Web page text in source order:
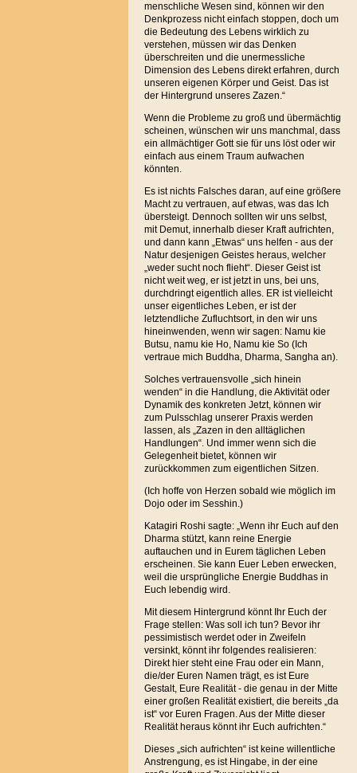
menschliche Wesen sind, können wir den
Denkprozess nicht einfach stoppen, doch um
die Bedeutung des Lebens wirklich zu
verstehen, müssen wir das Denken
überschreiten und die unermessliche
Dimension des Lebens direkt erfahren, durch
unseren eigenen Körper und Geist. Das ist
der Hintergrund unseres Zazen.“
Wenn die Probleme zu groß und übermächtig
scheinen, wünschen wir uns manchmal, dass
ein allmächtiger Gott sie für uns löst oder wir
einfach aus einem Traum aufwachen
könnten.
Es ist nichts Falsches daran, auf eine größere
Macht zu vertrauen, auf etwas, was das Ich
übersteigt. Dennoch sollten wir uns selbst,
mit Demut, innerhalb dieser Kraft aufrichten,
und dann kann „Etwas“ uns helfen - aus der
Natur desjenigen Geistes heraus, welcher
„weder sucht noch flieht“. Dieser Geist ist
nicht weit weg, er ist jetzt in uns, bei uns,
durchdringt eigentlich alles. ER ist vielleicht
unser eigentliches Leben, er ist der
letztendliche Zufluchtsort, in den wir uns
hineinwenden, wenn wir sagen: Namu kie
Butsu, namu kie Ho, Namu kie So (Ich
vertraue mich Buddha, Dharma, Sangha an).
Solches vertrauensvolle „sich hinein
wenden“ in die Handlung, die Aktivität oder
Dynamik des konkreten Jetzt, können wir
zum Pulsschlag unserer Praxis werden
lassen, als „Zazen in den alltäglichen
Handlungen“. Und immer wenn sich die
Gelegenheit bietet, können wir
zurückkommen zum eigentlichen Sitzen.
(Ich hoffe von Herzen sobald wie möglich im
Dojo oder im Sesshin.)
Katagiri Roshi sagte: „Wenn ihr Euch auf den
Dharma stützt, kann reine Energie
auftauchen und in Eurem täglichen Leben
erscheinen. Sie kann Euer Leben erwecken,
weil die ursprüngliche Energie Buddhas in
Euch lebendig wird.
Mit diesem Hintergrund könnt Ihr Euch der
Frage stellen: Was soll ich tun? Bevor ihr
pessimistisch werdet oder in Zweifeln
versinkt, könnt ihr folgendes realisieren:
Direkt hier steht eine Frau oder ein Mann,
die/der Euren Namen trägt, es ist Eure
Gestalt, Eure Realität - die genau in der Mitte
einer großen Realität existiert, die bereits „da
ist“ vor Euren Fragen. Aus der Mitte dieser
Realität heraus könnt ihr Euch aufrichten.“
Dieses „sich aufrichten“ ist keine willentliche
Anstrengung, es ist Hingabe, in der eine